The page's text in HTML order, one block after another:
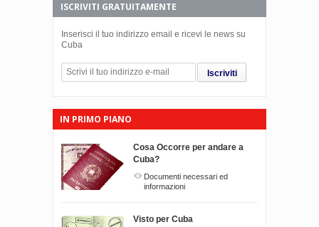
ISCRIVITI GRATUITAMENTE
Inserisci il tuo indirizzo email e ricevi le news su
Cuba
Iscriviti
IN PRIMO PIANO
Cosa Occorre per andare a
Cuba?
Documenti necessari ed
informazioni
Visto per Cuba